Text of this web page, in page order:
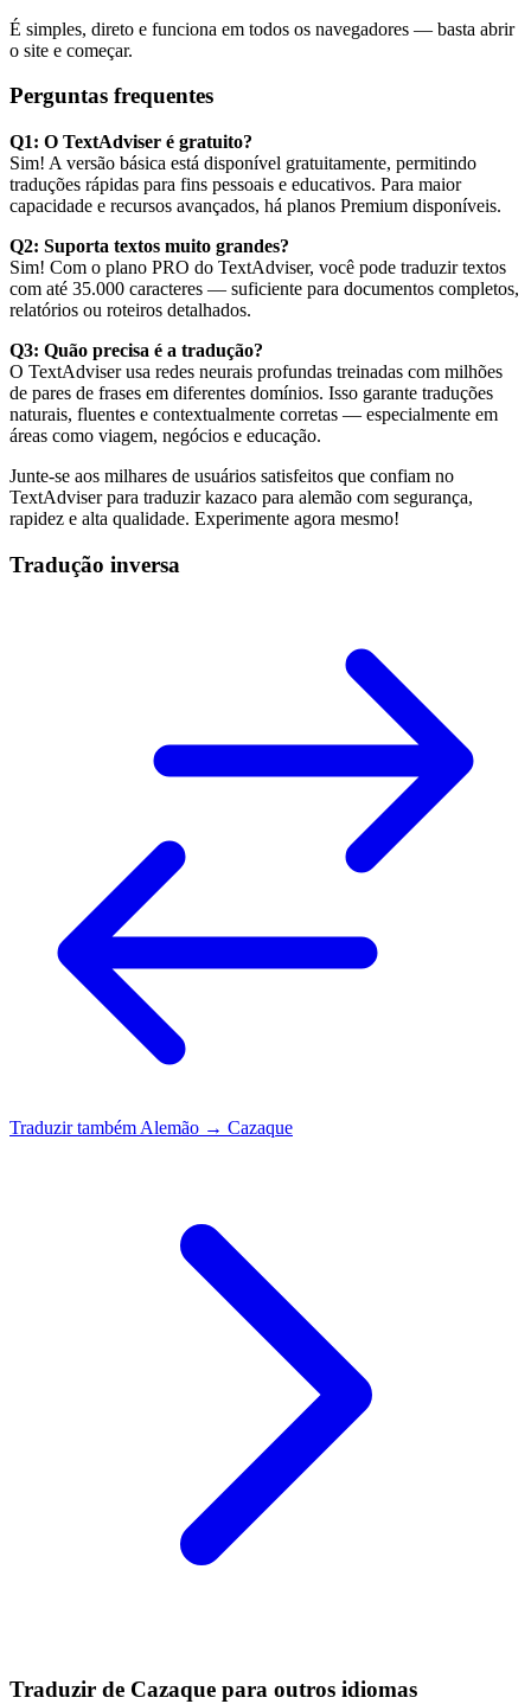
É simples, direto e funciona em todos os navegadores — basta abrir
o site e começar.
Perguntas frequentes
Q1: O TextAdviser é gratuito?
Sim! A versão básica está disponível gratuitamente, permitindo
traduções rápidas para fins pessoais e educativos. Para maior
capacidade e recursos avançados, há planos Premium disponíveis.
Q2: Suporta textos muito grandes?
Sim! Com o plano PRO do TextAdviser, você pode traduzir textos
com até 35.000 caracteres — suficiente para documentos completos,
relatórios ou roteiros detalhados.
Q3: Quão precisa é a tradução?
O TextAdviser usa redes neurais profundas treinadas com milhões
de pares de frases em diferentes domínios. Isso garante traduções
naturais, fluentes e contextualmente corretas — especialmente em
áreas como viagem, negócios e educação.
Junte-se aos milhares de usuários satisfeitos que confiam no
TextAdviser para traduzir kazaco para alemão com segurança,
rapidez e alta qualidade. Experimente agora mesmo!
Tradução inversa
Traduzir também Alemão → Cazaque
Traduzir de Cazaque para outros idiomas